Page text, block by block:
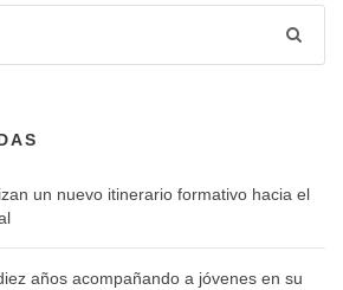
un nuevo itinerario formativo hacia el
años acompañando a jóvenes en su